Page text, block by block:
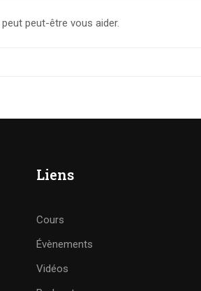
peut-être vous aider.
Liens
Cours
Évènements
Vidéos